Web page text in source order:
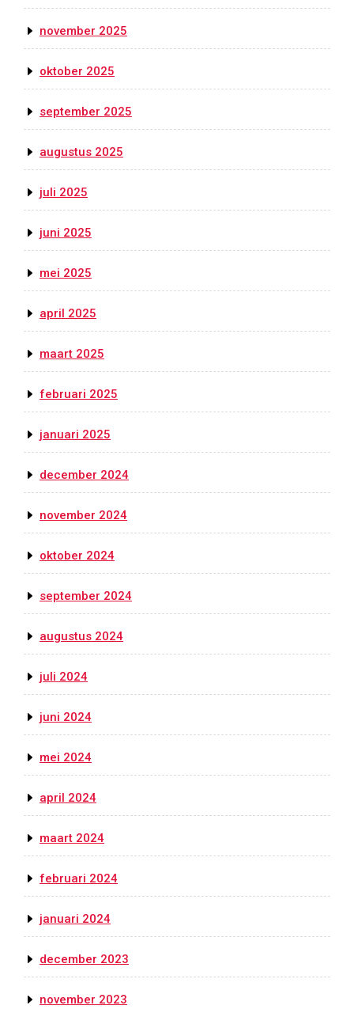
november 2025
oktober 2025
september 2025
augustus 2025
juli 2025
juni 2025
mei 2025
april 2025
maart 2025
februari 2025
januari 2025
december 2024
november 2024
oktober 2024
september 2024
augustus 2024
juli 2024
juni 2024
mei 2024
april 2024
maart 2024
februari 2024
januari 2024
december 2023
november 2023